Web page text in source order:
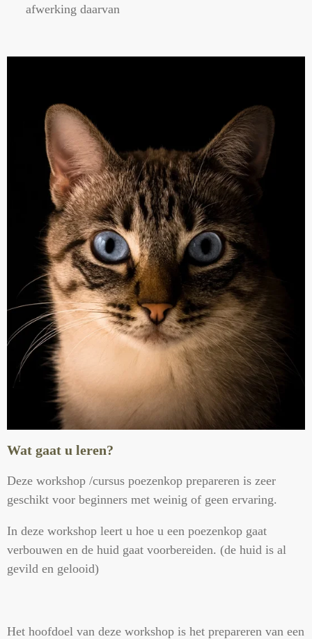
afwerking daarvan
Wat gaat u leren?
Deze workshop /cursus poezenkop prepareren is zeer
geschikt voor beginners met weinig of geen ervaring.
In deze workshop leert u hoe u een poezenkop gaat
verbouwen en de huid gaat voorbereiden. (de huid is al
gevild en gelooid)
Het hoofdoel van deze workshop is het prepareren van een